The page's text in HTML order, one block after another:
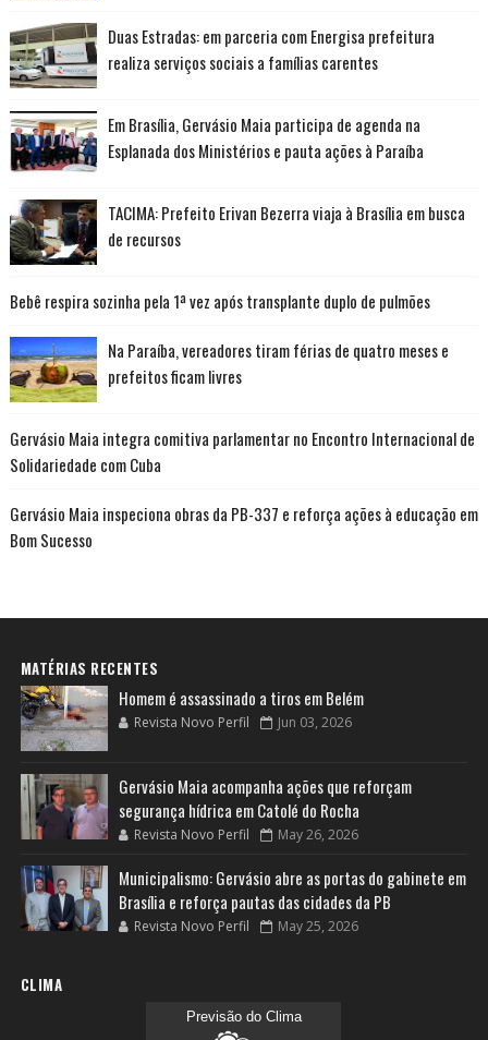
Duas Estradas: em parceria com Energisa prefeitura
realiza serviços sociais a famílias carentes
Em Brasília, Gervásio Maia participa de agenda na
Esplanada dos Ministérios e pauta ações à Paraíba
TACIMA: Prefeito Erivan Bezerra viaja à Brasília em busca
de recursos
Bebê respira sozinha pela 1ª vez após transplante duplo de pulmões
Na Paraíba, vereadores tiram férias de quatro meses e
prefeitos ficam livres
Gervásio Maia integra comitiva parlamentar no Encontro Internacional de
Solidariedade com Cuba
Gervásio Maia inspeciona obras da PB-337 e reforça ações à educação em
Bom Sucesso
MATÉRIAS RECENTES
Homem é assassinado a tiros em Belém
Revista Novo Perfil Jun 03, 2026
Gervásio Maia acompanha ações que reforçam
segurança hídrica em Catolé do Rocha
Revista Novo Perfil May 26, 2026
Municipalismo: Gervásio abre as portas do gabinete em
Brasília e reforça pautas das cidades da PB
Revista Novo Perfil May 25, 2026
CLIMA